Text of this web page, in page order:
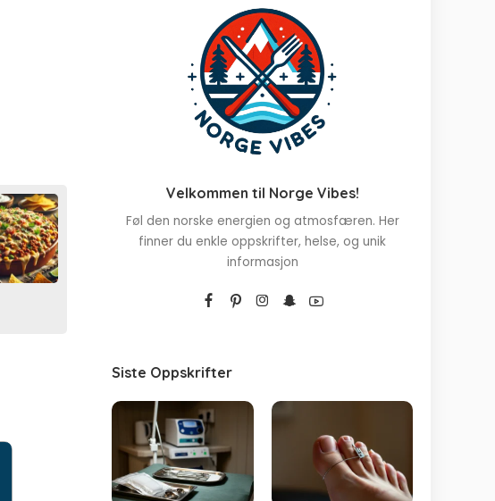
Velkommen til Norge Vibes!
Føl den norske energien og atmosfæren. Her
finner du enkle oppskrifter, helse, og unik
informasjon
Siste Oppskrifter